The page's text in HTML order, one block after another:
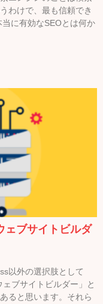
わけで、最も信頼でき
に有効なSEOとは何か
ェブサイトビルダ
以外の選択肢として
ブサイトビルダー」と
ると思います。それら